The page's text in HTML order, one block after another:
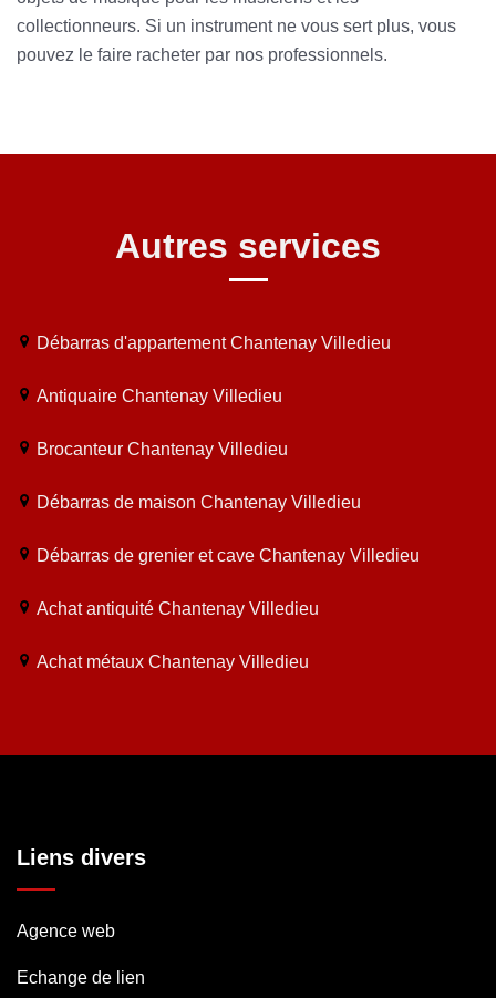
collectionneurs. Si un instrument ne vous sert plus, vous
pouvez le faire racheter par nos professionnels.
Autres services
Débarras d'appartement Chantenay Villedieu
Antiquaire Chantenay Villedieu
Brocanteur Chantenay Villedieu
Débarras de maison Chantenay Villedieu
Débarras de grenier et cave Chantenay Villedieu
Achat antiquité Chantenay Villedieu
Achat métaux Chantenay Villedieu
Liens divers
Agence web
Echange de lien